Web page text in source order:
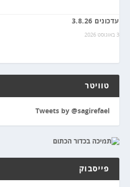
עדכונים 3.8.26
3 באוגוסט 2026
טוויטר
Tweets by @sagirefael
פייסבוק